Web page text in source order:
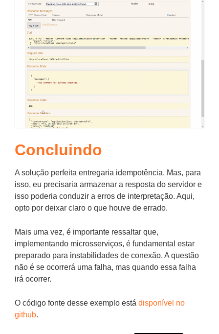
Concluindo
A solução perfeita entregaria idempotência. Mas, para
isso, eu precisaria armazenar a resposta do servidor e
isso poderia conduzir a erros de interpretação. Aqui,
opto por deixar claro o que houve de errado.
Mais uma vez, é importante ressaltar que,
implementando microsserviços, é fundamental estar
preparado para instabilidades de conexão. A questão
não é se ocorrerá uma falha, mas quando essa falha
irá ocorrer.
O código fonte desse exemplo está disponível no
github.